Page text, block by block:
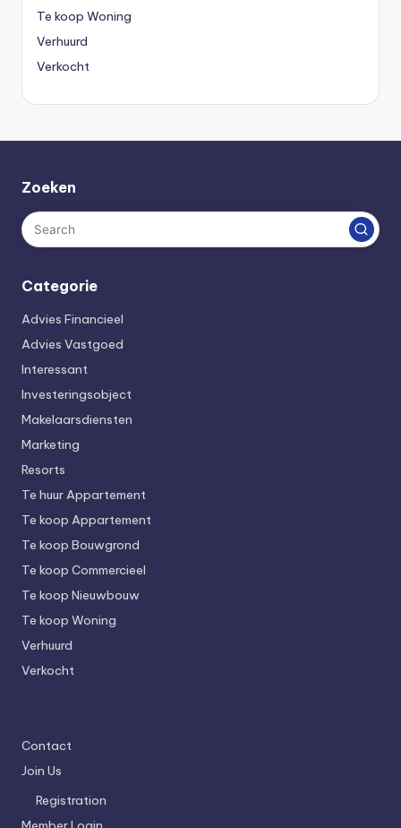
Te koop Woning
Verhuurd
Verkocht
Zoeken
Categorie
Advies Financieel
Advies Vastgoed
Interessant
Investeringsobject
Makelaarsdiensten
Marketing
Resorts
Te huur Appartement
Te koop Appartement
Te koop Bouwgrond
Te koop Commercieel
Te koop Nieuwbouw
Te koop Woning
Verhuurd
Verkocht
Contact
Join Us
Registration